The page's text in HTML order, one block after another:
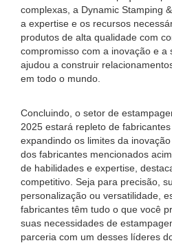
complexas, a Dynamic Stamping
a expertise e os recursos
produtos de alta qualidade com
compromisso com a inovação e a
ajudou a construir
em todo o mundo.
Concluindo, o setor de
2025 estará repleto de
expandindo os limites da
dos fabricantes mencionados
de habilidades e expertise,
competitivo. Seja para precisão,
personalização ou versatilidade,
fabricantes têm tudo o que você
suas necessidades de
parceria com um desses líderes